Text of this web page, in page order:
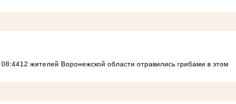
08:4412 жителей Воронежской области отравились грибами в этом